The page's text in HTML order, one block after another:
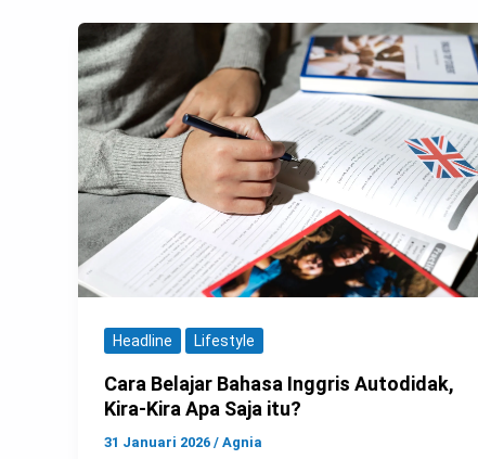
Headline Lifestyle
Cara Belajar Bahasa Inggris Autodidak,
Kira-Kira Apa Saja itu?
31 Januari 2026 / Agnia